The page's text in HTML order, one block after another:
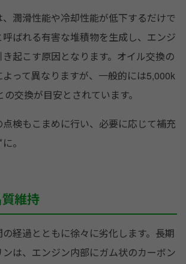
潤滑性能や冷却性能が低下するだけで
ばれる有害な堆積物を生成し、エンジ
起こす原因となります。オイル交換の
って異なりますが、一般的には5,000k
交換が目安とされています。
点検もこまめに行い、必要に応じて補充
。
維持
経過とともに徐々に劣化します。長期
は、エンジン内部にガム状のカーボン